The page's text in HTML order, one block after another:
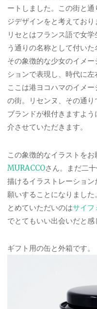
ートしました。この街と
ジデザインをと考えており
リセとはフランス語で女
う通りの名称として付いた
その象徴的な少女のイメ
ションで表現し、時代に左
ここは港ヨコハマのイメ
の街。リセンヌ、その通
ブランドが根付きますよ
介させていただきます。
この象徴的なイラストを
MURACCOさん。まだ二
描けるイラストレーショ
願いすることになりまし
とめていただいのはサイフ
でとてもいい出会いだと感
ギフト用の缶と外箱です。